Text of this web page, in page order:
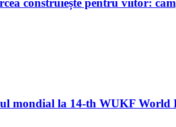
construiește pentru viitor:
mondial la 14-th WUKF